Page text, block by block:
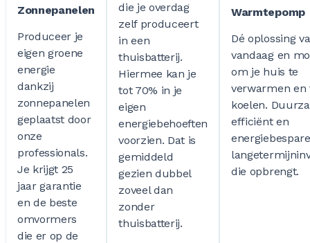
Zonnepanelen
Produceer je
eigen groene
energie
dankzij
zonnepanelen
geplaatst door
onze
professionals.
Je krijgt 25
jaar garantie
en de beste
omvormers
die er op de
die je overdag
zelf produceert
in een
thuisbatterij.
Hiermee kan je
tot 70% in je
eigen
energiebehoeften
voorzien. Dat is
gemiddeld
gezien dubbel
zoveel dan
zonder
thuisbatterij.
Warmtepomp
Dé oplossing
vandaag en
om je huis te
verwarmen en
koelen.
efficiënt en
die opbrengt.